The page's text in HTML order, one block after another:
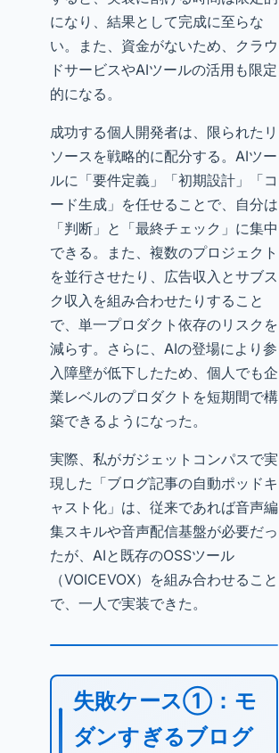
になり、結果として完成に至らな
い。また、資金がないため、クラウ
ドサービスやAIツールの活用も限定
的になる。
成功する個人開発者は、限られたリ
ソースを戦略的に配分する。AIツー
ルに「要件定義」「初期設計」「コ
ード生成」を任せることで、自分は
「判断」と「最終チェック」に集中
できる。また、複数のプロジェクト
を並行させたり、広告収入とサブス
ク収入を組み合わせたりすること
で、単一プロダクト依存のリスクを
減らす。さらに、AIの登場により参
入障壁が低下したため、個人でも企
業レベルのプロダクトを短期間で構
築できるようになった。
実際、私がガジェットコンパスで実
現した「ブログ記事の自動ポッドキ
ャスト化」は、従来であれば音声編
集スキルや音声配信基盤が必要だっ
たが、AIと既存のOSSツール
（VOICEVOX）を組み合わせること
で、一人で実装できた。
失敗ケース①：モ
ダンすぎるブログ